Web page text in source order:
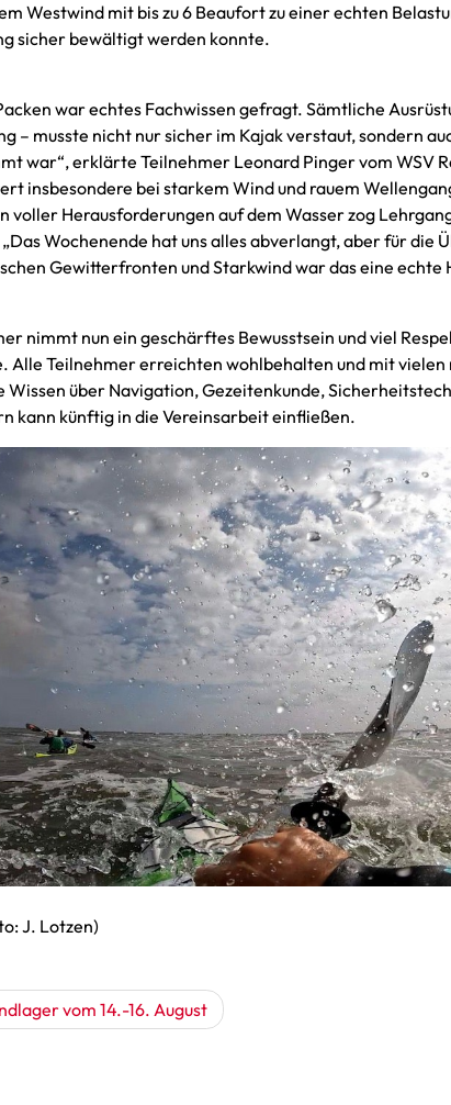
Westwind mit bis zu 6 Beaufort zu einer echten
sicher bewältigt werden konnte.
war echtes Fachwissen gefragt. Sämtliche
– musste nicht nur sicher im Kajak verstaut, sondern
war“, erklärte Teilnehmer Leonard Pinger vom WSV
insbesondere bei starkem Wind und rauem
voller Herausforderungen auf dem Wasser zog
Wochenende hat uns alles abverlangt, aber für die
Gewitterfronten und Starkwind war das eine echte
nimmt nun ein geschärftes Bewusstsein und viel
Alle Teilnehmer erreichten wohlbehalten und mit
Wissen über Navigation, Gezeitenkunde,
kann künftig in die Vereinsarbeit einfließen.
J. Lotzen)
vom 14.-16. August